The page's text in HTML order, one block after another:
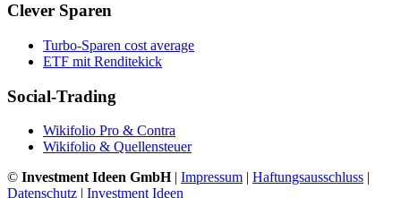
Clever Sparen
Turbo-Sparen cost average
ETF mit Renditekick
Social-Trading
Wikifolio Pro & Contra
Wikifolio & Quellensteuer
© Investment Ideen GmbH| Impressum | Haftungsausschluss |
Datenschutz | Investment Ideen